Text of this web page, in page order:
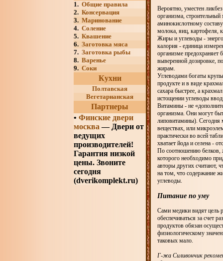
1. Общие правила
2. Консервация
3. Маринование
4. Соление
5. Квашение
6. Заготовка мяса
7. Заготовка рыбы
8. Варенье
9. Соки
Кухни
Полтавская
Вегетарианская
Партнеры
• Финские двери
москва — Двери от
ведущих
производителей!
Гарантия низкой
цены. Звоните
сегодня
(dverikomplekt.ru)
Вероятно, уместен
организма,
аминокислотному
молока, яиц, картофеля,
Жиры и углеводы -
калория - единица
организме
выверенной дозировке,
жирам.
Углеводами богаты
продукте и в виде
сахара быстрее, а
истощении углеводы
Витамины - не
организма. Они могут
липовитамины). Сегодня
веществах, или
практически во всей
хватает йода и селена -
По соотношению белков,
которого необходимо
авторы других считают,
на том, что содержание
углеводы.
Питание по уму
Сами медики видят цель
обеспечиваться за счет
продуктов обязан
физиологическому
таковых мало.
Г-жа Силивончик